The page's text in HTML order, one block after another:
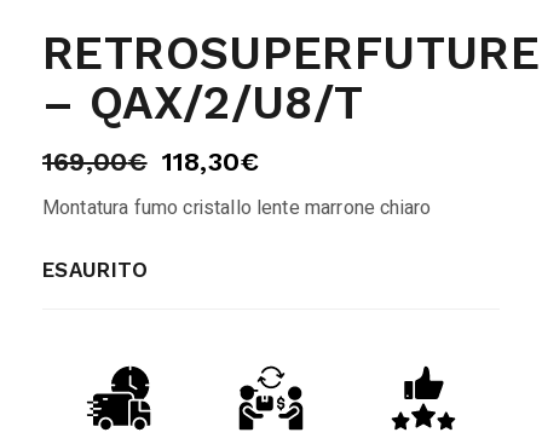
RETROSUPERFUTURE
– QAX/2/U8/T
169,00€ 118,30€
Montatura fumo cristallo lente marrone chiaro
ESAURITO